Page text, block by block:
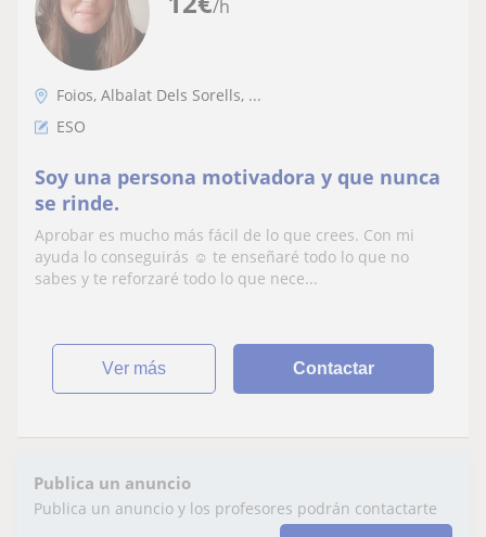
/h
Foios, Albalat Dels Sorells, ...
ESO
Soy una persona motivadora y que nunca
se rinde.
Aprobar es mucho más fácil de lo que crees. Con mi
ayuda lo conseguirás ☺️ te enseñaré todo lo que no
sabes y te reforzaré todo lo que nece...
ver más Contactar
Publica un anuncio
Publica un anuncio y los profesores podrán contactarte